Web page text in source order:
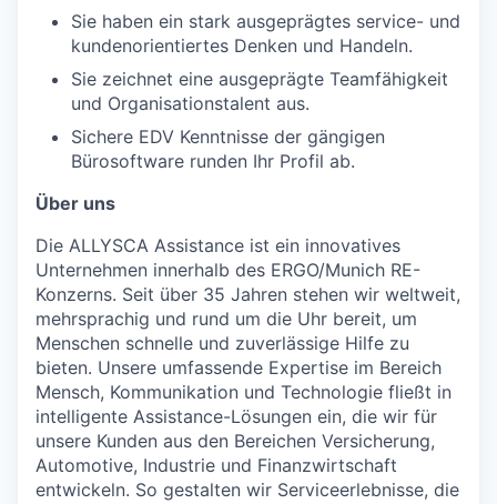
Sie haben ein stark ausgeprägtes service- und
kundenorientiertes Denken und Handeln.
Sie zeichnet eine ausgeprägte Teamfähigkeit
und Organisationstalent aus.
Sichere EDV Kenntnisse der gängigen
Bürosoftware runden Ihr Profil ab.
Über uns
Die ALLYSCA Assistance ist ein innovatives
Unternehmen innerhalb des ERGO/Munich RE-
Konzerns. Seit über 35 Jahren stehen wir weltweit,
mehrsprachig und rund um die Uhr bereit, um
Menschen schnelle und zuverlässige Hilfe zu
bieten. Unsere umfassende Expertise im Bereich
Mensch, Kommunikation und Technologie fließt in
intelligente Assistance-Lösungen ein, die wir für
unsere Kunden aus den Bereichen Versicherung,
Automotive, Industrie und Finanzwirtschaft
entwickeln. So gestalten wir Serviceerlebnisse, die